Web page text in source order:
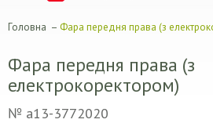
Головна – Фара передня права (з
Фара передня права (з
електрокоректором)
№ a13-3772020